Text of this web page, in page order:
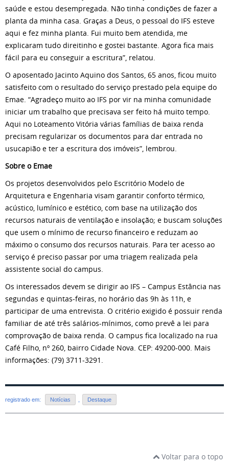
saúde e estou desempregada. Não tinha condições de fazer a
planta da minha casa. Graças a Deus, o pessoal do IFS esteve
aqui e fez minha planta. Fui muito bem atendida, me
explicaram tudo direitinho e gostei bastante. Agora fica mais
fácil para eu conseguir a escritura”, relatou.
O aposentado Jacinto Aquino dos Santos, 65 anos, ficou muito
satisfeito com o resultado do serviço prestado pela equipe do
Emae. “Agradeço muito ao IFS por vir na minha comunidade
iniciar um trabalho que precisava ser feito há muito tempo.
Aqui no Loteamento Vitória várias famílias de baixa renda
precisam regularizar os documentos para dar entrada no
usucapião e ter a escritura dos imóveis”, lembrou.
Sobre o Emae
Os projetos desenvolvidos pelo Escritório Modelo de
Arquitetura e Engenharia visam garantir conforto térmico,
acústico, lumínico e estético, com base na utilização dos
recursos naturais de ventilação e insolação; e buscam soluções
que usem o mínimo de recurso financeiro e reduzam ao
máximo o consumo dos recursos naturais. Para ter acesso ao
serviço é preciso passar por uma triagem realizada pela
assistente social do campus.
Os interessados devem se dirigir ao IFS – Campus Estância nas
segundas e quintas-feiras, no horário das 9h às 11h, e
participar de uma entrevista. O critério exigido é possuir renda
familiar de até três salários-mínimos, como prevê a lei para
comprovação de baixa renda. O campus fica localizado na rua
Café Filho, nº 260, bairro Cidade Nova. CEP: 49200-000. Mais
informações: (79) 3711-3291.
registrado em: Notícias Destaque
Voltar para o topo